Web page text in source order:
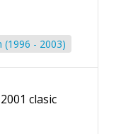
(1996 - 2003)
clasic